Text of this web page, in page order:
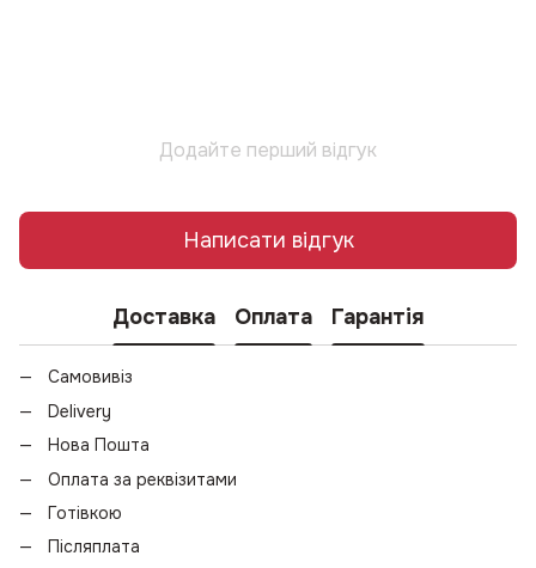
Додайте перший відгук
Написати відгук
Доставка Оплата Гарантія
Самовивіз
Delivery
Нова Пошта
Оплата за реквізитами
Готівкою
Післяплата